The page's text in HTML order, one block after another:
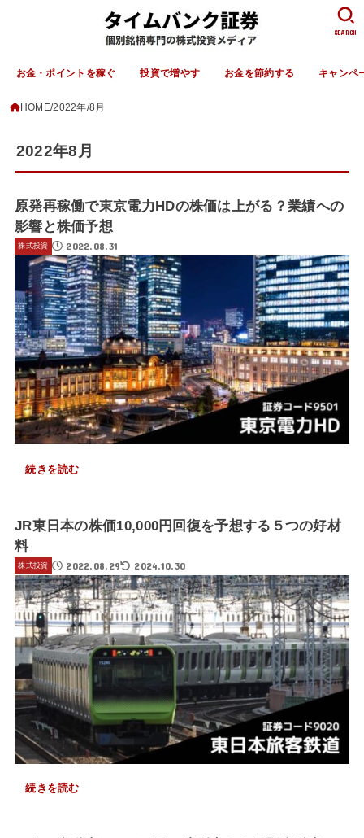
お金・ポイントを稼ぐ 投資で増やす お金を節約する キャンペ
SEARCH
HOME 2022年 8月
2022年8月
原発再稼働で東京電力HDの株価は上がる？業績への
影響と株価予想
株式投資 2022.08.31
続きを読む
JR東日本の株価10,000円回復を予想する５つの好材
料
株式投資 2022.08.29 2024.10.30
続きを読む